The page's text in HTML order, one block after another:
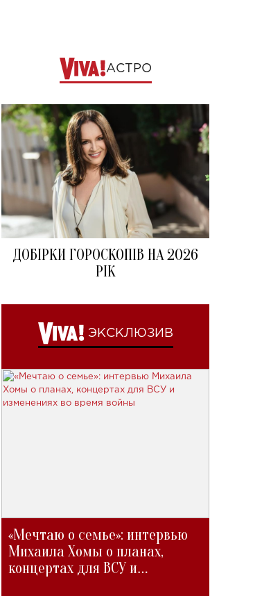
АСТРО
ДОБІРКИ ГОРОСКОПІВ НА 2026
РІК
ЭКСКЛЮЗИВ
«Мечтаю о семье»: интервью
Михаила Хомы о планах,
концертах для ВСУ и